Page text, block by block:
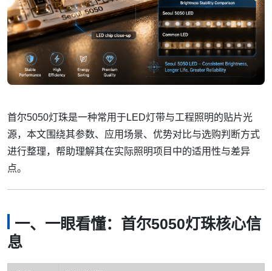
首尔5050灯珠是一种常用于LED灯带与工程照明的贴片光
源，本文围绕其参数、应用场景、优势对比与选购判断方式
进行整理，帮助理解其在实际照明项目中的适用性与差异
点。
一、一眼看懂：首尔5050灯珠核心信
息